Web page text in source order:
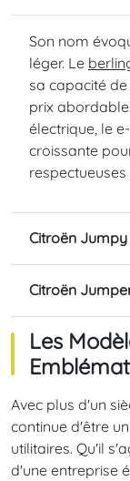
Son nom
léger. Le
sa capacité
prix
électrique, le
croissante
Citroën Jumpy
Citroën
Les
Avec plus d'un
continue d'être
utilitaires. Qu'il
d'une entreprise